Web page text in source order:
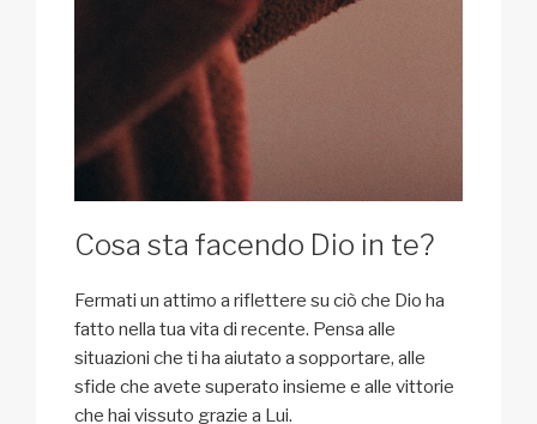
Cosa sta facendo Dio in te?
Fermati un attimo a riflettere su ciò che Dio ha
fatto nella tua vita di recente. Pensa alle
situazioni che ti ha aiutato a sopportare, alle
sfide che avete superato insieme e alle vittorie
che hai vissuto grazie a Lui.